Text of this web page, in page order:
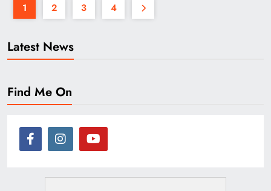
Latest News
1 2 3 4
Find Me On